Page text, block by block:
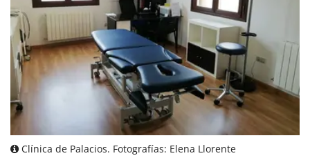
Clínica de Palacios. Fotografías: Elena Llorente